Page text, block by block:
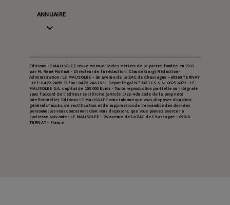
ANNUAIRE

Editions LE MAUSOLEE revue mensuelle des métiers de la pierre, fondée en 1933
par M. René Motinot - Directeur de la rédaction : Claude Gargi Rédaction -
Administration : LE MAUSOLEE – 26 avenue de la ZAC de Chassagne – 69360 TERNAY
- tél : 04.72.24.89.33 fax : 04.72.24.61.93 - Dépôt légal N° 1471 I.S.S.N. 0025-6072 - LE
MAUSOLEE S.A. capital de 100 000 Euros - Toute reproduction partielle ou intégrale
sans l’accord de l’éditeur est illicite (article L722-4 du code de la propriété
intellectuelle). Editions LE MAUSOLEE vous informe que vous disposez d'un droit
général d'accès, de rectification et de suppression de l'ensemble des données
personnelles vous concernant dont nous disposons, que vous pouvez exercer à
l'adresse suivante : LE MAUSOLEE – 26 avenue de la ZAC de Chassagne – 69360
TERNAY - France